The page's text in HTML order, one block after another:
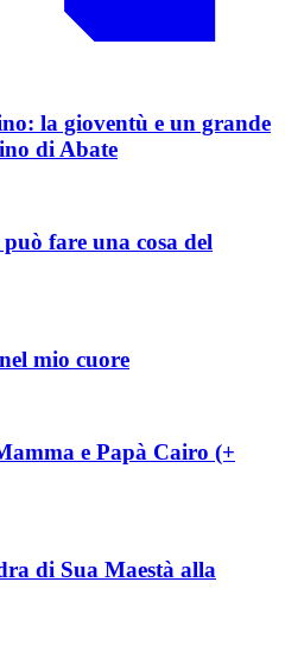
la gioventù e un grande
di Abate
fare una cosa del
mio cuore
e Papà Cairo (+
di Sua Maestà alla